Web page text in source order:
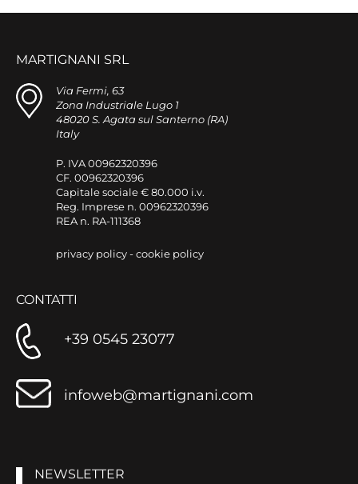
MARTIGNANI SRL
Via Fermi, 63
Zona Industriale Lugo 1
48020 S. Agata sul Santerno (RA)
Italy
P. IVA 00962320396
CF. 00962320396
Capitale sociale € 80.000 i.v.
Reg. Imprese n. 00962320396
REA n. RA-111368
privacy policy-cookie policy
CONTATTI
+39 0545 23077
infoweb@martignani.com
NEWSLETTER